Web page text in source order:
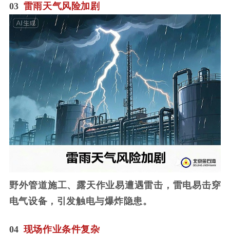
03 雷雨天气风险加剧
野外管道施工、露天作业易遭遇雷击，雷电易击穿
电气设备，引发触电与爆炸隐患。
04 现场作业条件复杂